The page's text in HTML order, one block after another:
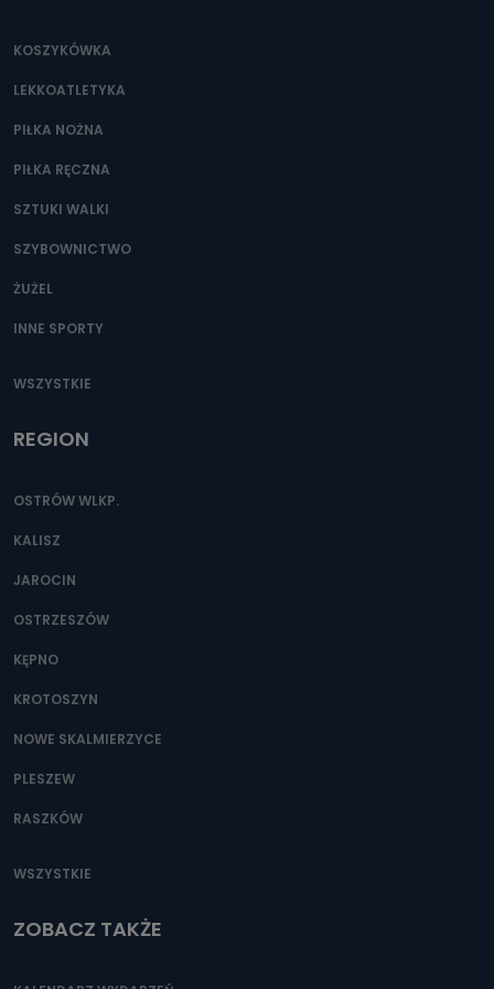
KOSZYKÓWKA
LEKKOATLETYKA
PIŁKA NOŻNA
PIŁKA RĘCZNA
SZTUKI WALKI
SZYBOWNICTWO
ŻUŻEL
INNE SPORTY
WSZYSTKIE
REGION
OSTRÓW WLKP.
KALISZ
JAROCIN
OSTRZESZÓW
KĘPNO
KROTOSZYN
NOWE SKALMIERZYCE
PLESZEW
RASZKÓW
WSZYSTKIE
ZOBACZ TAKŻE